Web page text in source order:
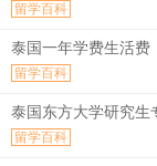
留学百科
泰国一年学费生活费
留学百科
泰国东方大学研究生
留学百科